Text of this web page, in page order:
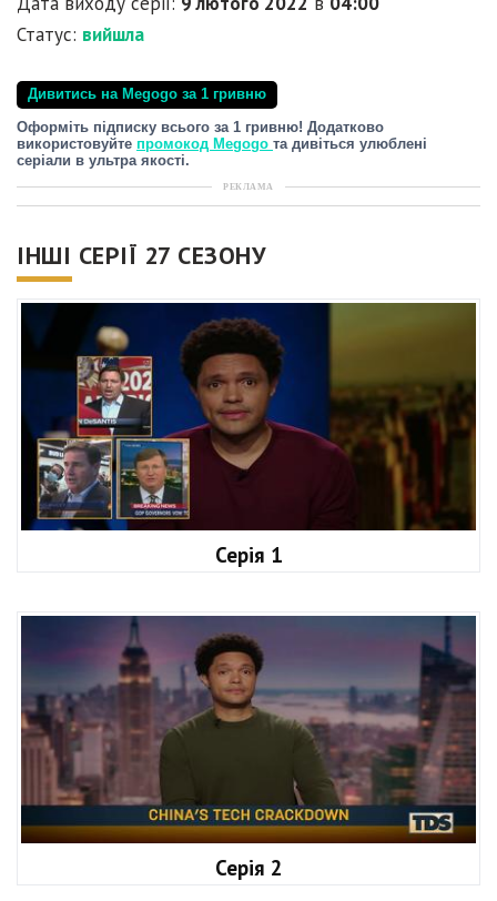
Статус: вийшла
Дивитись на Megogo за 1 гривню
Оформіть підписку всього за 1 гривню! Додатково
використовуйте промокод Megogo та дивіться улюблені
серіали в ультра якості.
РЕКЛАМА
ІНШІ СЕРІЇ 27 СЕЗОНУ
Серія 1
Серія 2